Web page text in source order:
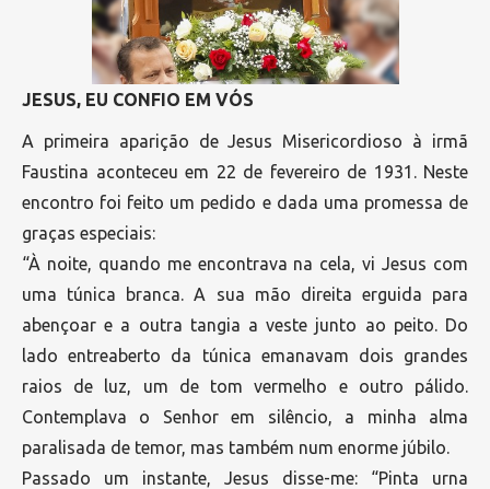
JESUS, EU CONFIO EM VÓS
A primeira aparição de Jesus Misericordioso à irmã
Faustina aconteceu em 22 de fevereiro de 1931. Neste
encontro foi feito um pedido e dada uma promessa de
graças especiais:
“À noite, quando me encontrava na cela, vi Jesus com
uma túnica branca. A sua mão direita erguida para
abençoar e a outra tangia a veste junto ao peito. Do
lado entreaberto da túnica emanavam dois grandes
raios de luz, um de tom vermelho e outro pálido.
Contemplava o Senhor em silêncio, a minha alma
paralisada de temor, mas também num enorme júbilo.
Passado um instante, Jesus disse-me: “Pinta urna